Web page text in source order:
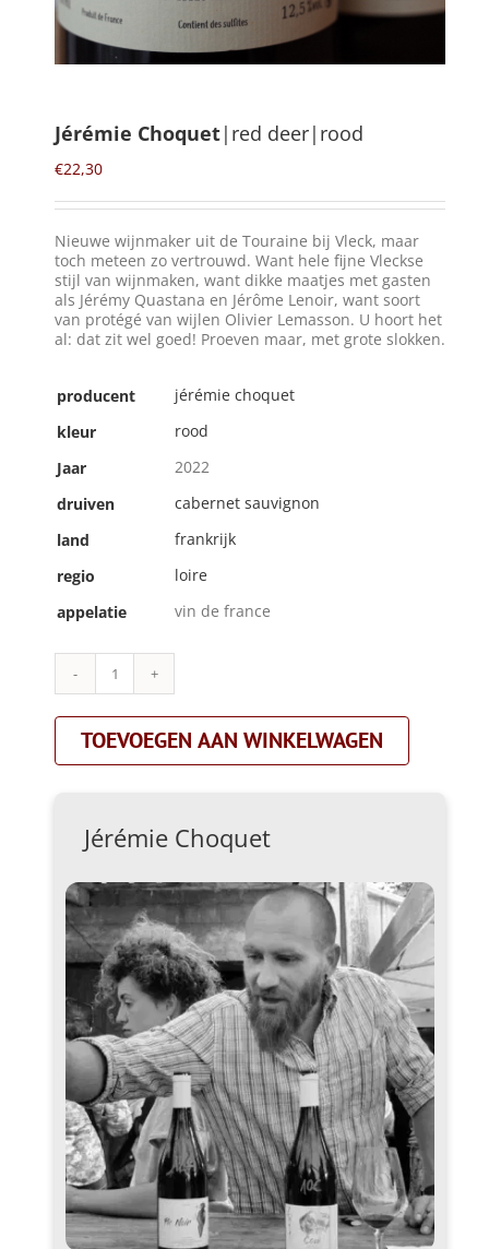
Mijn Account
naar:
NL
Jérémie Choquet|red deer|rood
€22,30
Nieuwe wijnmaker uit de Touraine bij Vleck, maar
toch meteen zo vertrouwd. Want hele fijne Vleckse
stijl van wijnmaken, want dikke maatjes met gasten
als Jérémy Quastana en Jérôme Lenoir, want soort
van protégé van wijlen Olivier Lemasson. U hoort het
al: dat zit wel goed! Proeven maar, met grote slokken.
producent
jérémie choquet
kleur
rood
Jaar
2022
druiven
cabernet sauvignon
land
frankrijk
regio
loire
appelatie
vin de france
Jérémie
Choquet|red
deer|rood
aantal
TOEVOEGEN AAN WINKELWAGEN
Jérémie Choquet